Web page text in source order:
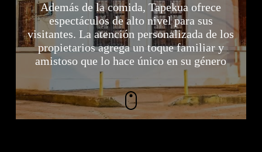
Además de la comida, Tapekua ofrece
espectáculos de alto nivel para sus
visitantes. La atención personalizada de los
propietarios agrega un toque familiar y
amistoso que lo hace único en su género